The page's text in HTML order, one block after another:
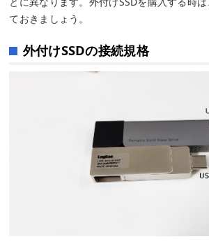
ておきましょう。
外付けSSDの接続規格